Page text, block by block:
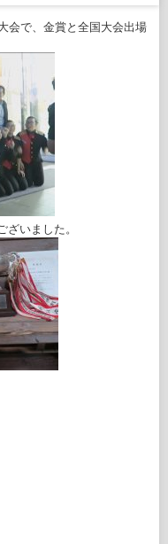
会で、金賞と全国大会出場
いました。